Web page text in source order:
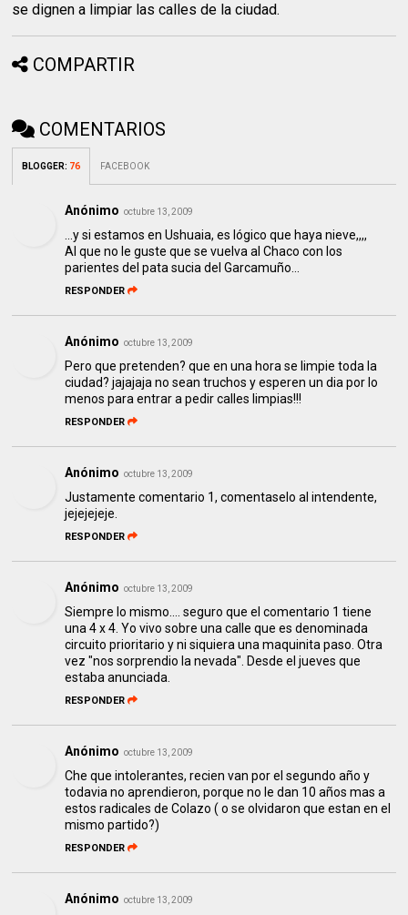
se dignen a limpiar las calles de la ciudad.
COMPARTIR
COMENTARIOS
BLOGGER: 76 FACEBOOK
Anónimo octubre 13, 2009
...y si estamos en Ushuaia, es lógico que haya nieve,,,,
Al que no le guste que se vuelva al Chaco con los
parientes del pata sucia del Garcamuño...
RESPONDER
Anónimo octubre 13, 2009
Pero que pretenden? que en una hora se limpie toda la
ciudad? jajajaja no sean truchos y esperen un dia por lo
menos para entrar a pedir calles limpias!!!
RESPONDER
Anónimo octubre 13, 2009
Justamente comentario 1, comentaselo al intendente,
jejejejeje.
RESPONDER
Anónimo octubre 13, 2009
Siempre lo mismo.... seguro que el comentario 1 tiene
una 4 x 4. Yo vivo sobre una calle que es denominada
circuito prioritario y ni siquiera una maquinita paso. Otra
vez "nos sorprendio la nevada". Desde el jueves que
estaba anunciada.
RESPONDER
Anónimo octubre 13, 2009
Che que intolerantes, recien van por el segundo año y
todavia no aprendieron, porque no le dan 10 años mas a
estos radicales de Colazo ( o se olvidaron que estan en el
mismo partido?)
RESPONDER
Anónimo octubre 13, 2009